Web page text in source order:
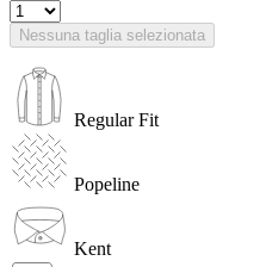
Nessuna taglia selezionata
Regular Fit
Popeline
Kent